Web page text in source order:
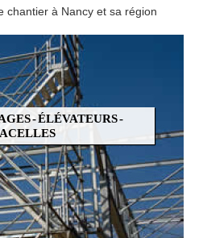
chantier à Nancy et sa région
- ÉLÉVATEURS -